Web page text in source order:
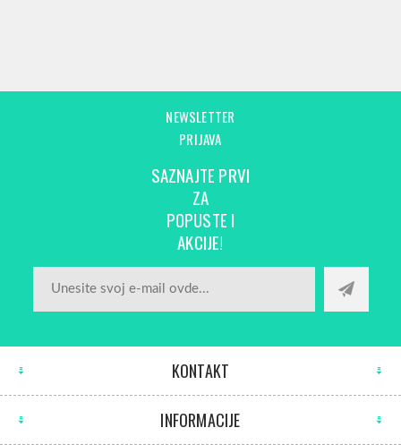
NEWSLETTER
PRIJAVA
SAZNAJTE PRVI
ZA
POPUSTE I
AKCIJE!
KONTAKT
INFORMACIJE